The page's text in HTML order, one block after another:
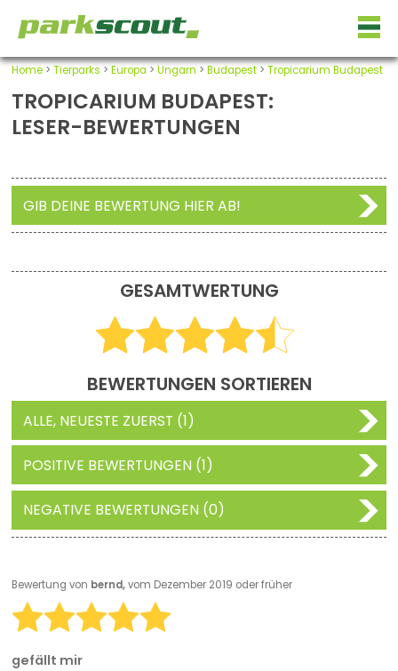
Home> Tierparks > Europa > Ungarn > Budapest> Tropicarium Budapest
TROPICARIUM BUDAPEST:
LESER-BEWERTUNGEN
GIB DEINE BEWERTUNG HIER AB!
GESAMTWERTUNG
BEWERTUNGEN SORTIEREN
ALLE, NEUESTE ZUERST (1)
POSITIVE BEWERTUNGEN (1)
NEGATIVE BEWERTUNGEN (0)
Bewertung von bernd,vom Dezember 2019 oder früher
gefällt mir